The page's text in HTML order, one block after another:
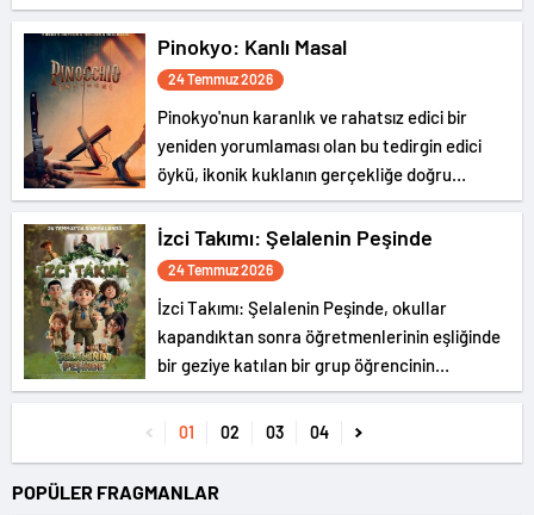
alıyor.
Pinokyo: Kanlı Masal
24 Temmuz 2026
Pinokyo'nun karanlık ve rahatsız edici bir
yeniden yorumlaması olan bu tedirgin edici
öykü, ikonik kuklanın gerçekliğe doğru
ürpertici yolculuğunu konu alıyor.
İzci Takımı: Şelalenin Peşinde
24 Temmuz 2026
İzci Takımı: Şelalenin Peşinde, okullar
kapandıktan sonra öğretmenlerinin eşliğinde
bir geziye katılan bir grup öğrencinin
hikayesini konu ediyor.
01 02 03 04
POPÜLER FRAGMANLAR